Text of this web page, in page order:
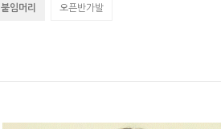
붙임머리 오픈반가발